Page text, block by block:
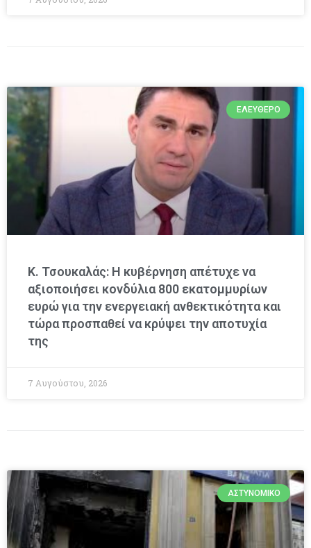
ΕΛΕΎΘΕΡΟ
Κ. Τσουκαλάς: Η κυβέρνηση απέτυχε να
αξιοποιήσει κονδύλια 800 εκατομμυρίων
ευρώ για την ενεργειακή ανθεκτικότητα και
τώρα προσπαθεί να κρύψει την αποτυχία
της
7 Αυγούστου, 2026
ΑΣΤΥΝΟΜΙΚΌ